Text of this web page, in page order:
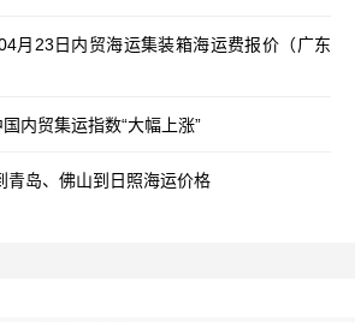
月23日内贸海运集装箱海运费报价（广东
内贸集运指数“大幅上涨”
青岛、佛山到日照海运价格